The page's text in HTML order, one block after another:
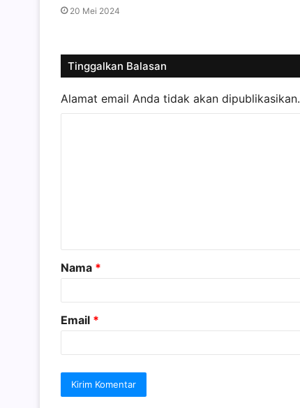
20 Mei 2024
Tinggalkan Balasan
Alamat email Anda tidak akan dipublikasikan.
a
r
Nama *
Email *